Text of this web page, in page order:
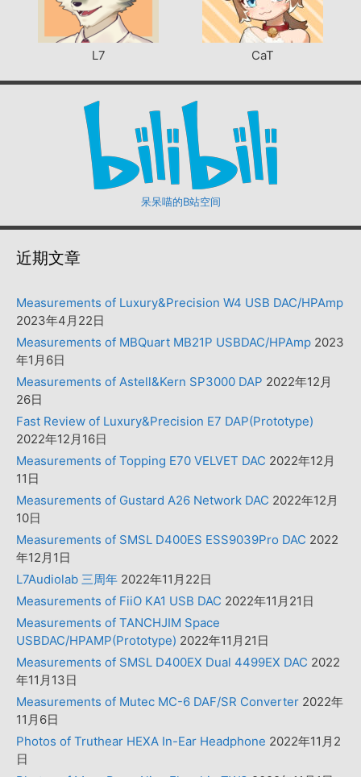
L7 CaT
呆呆喵的B站空间
近期文章
Measurements of Luxury&Precision W4 USB DAC/HPAmp
2023年4月22日
Measurements of MBQuart MB21P USBDAC/HPAmp 2023
年1月6日
Measurements of Astell&Kern SP3000 DAP 2022年12月
26日
Fast Review of Luxury&Precision E7 DAP(Prototype)
2022年12月16日
Measurements of Topping E70 VELVET DAC 2022年12月
11日
Measurements of Gustard A26 Network DAC 2022年12月
10日
Measurements of SMSL D400ES ESS9039Pro DAC 2022
年12月1日
L7Audiolab 三周年 2022年11月22日
Measurements of FiiO KA1 USB DAC 2022年11月21日
Measurements of TANCHJIM Space
USBDAC/HPAMP(Prototype) 2022年11月21日
Measurements of SMSL D400EX Dual 4499EX DAC 2022
年11月13日
Measurements of Mutec MC-6 DAF/SR Converter 2022年
11月6日
Photos of Truthear HEXA In-Ear Headphone 2022年11月2
日